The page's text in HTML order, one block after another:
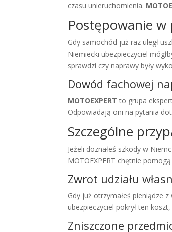
czasu unieruchomienia.
Postępowanie w
Gdy samochód już raz uległ
Niemiecki ubezpieczyciel
sprawdzi czy naprawy były
Dowód fachowej
MOTOEXPERT to grupa
Odpowiadają oni na pytania
Szczególne
Jeżeli doznałeś szkody w
MOTOEXPERT chętnie
Zwrot udziału
Gdy już otrzymałeś pieniądze
ubezpieczyciel pokrył ten
Zniszczone